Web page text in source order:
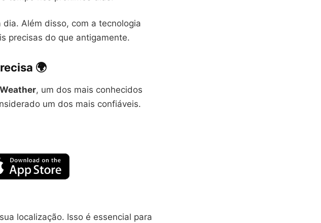
Além disso, com a tecnologia
precisas do que antigamente.
🌍
, um dos mais conhecidos
um dos mais confiáveis.
localização. Isso é essencial para